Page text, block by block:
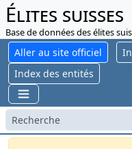
Élites suisses
Base de données des élites
Aller au site officiel
Index des entités